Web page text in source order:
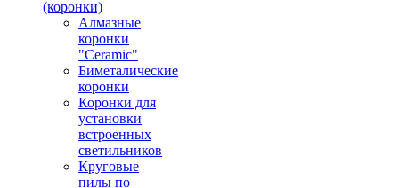
(коронки)
Алмазные
коронки
"Ceramic"
Биметалические
коронки
Коронки для
установки
встроенных
светильников
Круговые
пилы по